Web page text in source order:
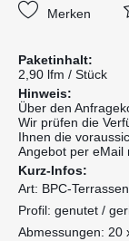
Merken
Paketinhalt:
2,90 lfm / Stück
Hinweis:
Über den
Wir prüfen die
Ihnen die
Angebot per eMail
Kurz-Infos:
Art: BPC-
Profil: genutet /
Abmessungen: 20